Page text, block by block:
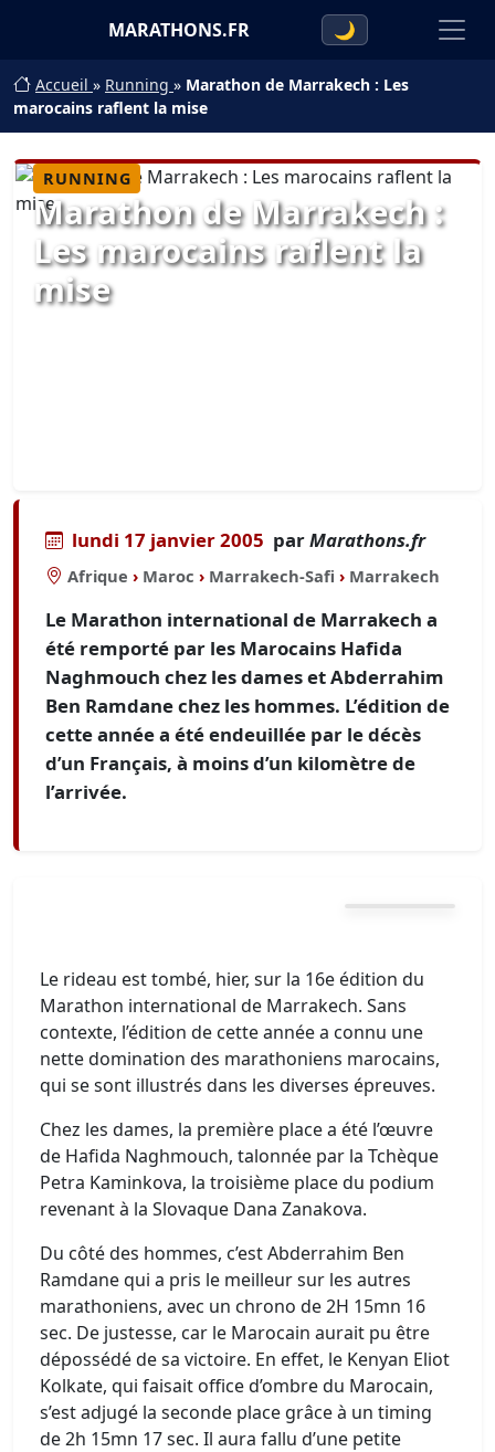
MARATHONS.FR 🌙
Accueil » Running » Marathon de Marrakech : Les
marocains raflent la mise
RUNNING
Marathon de Marrakech :
Les marocains raflent la
mise
lundi 17 janvier 2005 parMarathons.fr
Afrique › Maroc › Marrakech-Safi › Marrakech
Le Marathon international de Marrakech a
été remporté par les Marocains Hafida
Naghmouch chez les dames et Abderrahim
Ben Ramdane chez les hommes. L’édition de
cette année a été endeuillée par le décès
d’un Français, à moins d’un kilomètre de
l’arrivée.
Le rideau est tombé, hier, sur la 16e édition du
Marathon international de Marrakech. Sans
contexte, l’édition de cette année a connu une
nette domination des marathoniens marocains,
qui se sont illustrés dans les diverses épreuves.
Chez les dames, la première place a été l’œuvre
de Hafida Naghmouch, talonnée par la Tchèque
Petra Kaminkova, la troisième place du podium
revenant à la Slovaque Dana Zanakova.
Du côté des hommes, c’est Abderrahim Ben
Ramdane qui a pris le meilleur sur les autres
marathoniens, avec un chrono de 2H 15mn 16
sec. De justesse, car le Marocain aurait pu être
dépossédé de sa victoire. En effet, le Kenyan Eliot
Kolkate, qui faisait office d’ombre du Marocain,
s’est adjugé la seconde place grâce à un timing
de 2h 15mn 17 sec. Il aura fallu d’une petite